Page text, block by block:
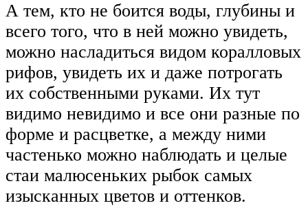
А тем, кто не боится воды, глубины и
всего того, что в ней можно увидеть,
можно насладиться видом коралловых
рифов, увидеть их и даже потрогать
их собственными руками. Их тут
видимо невидимо и все они разные по
форме и расцветке, а между ними
частенько можно наблюдать и целые
стаи малюсеньких рыбок самых
изысканных цветов и оттенков.